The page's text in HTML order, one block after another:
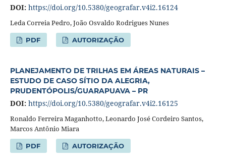
DOI: https://doi.org/10.5380/geografar.v4i2.16124
Leda Correia Pedro, João Osvaldo Rodrigues Nunes
PDF AUTORIZAÇÃO
PLANEJAMENTO DE TRILHAS EM ÁREAS NATURAIS –
ESTUDO DE CASO SÍTIO DA ALEGRIA,
PRUDENTÓPOLIS/GUARAPUAVA – PR
DOI: https://doi.org/10.5380/geografar.v4i2.16125
Ronaldo Ferreira Maganhotto, Leonardo José Cordeiro Santos,
Marcos Antônio Miara
PDF AUTORIZAÇÃO